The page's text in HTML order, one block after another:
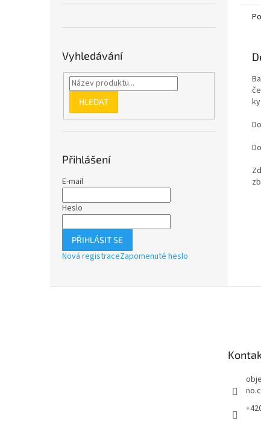
Vyhledávání
HLEDAT
Přihlášení
E-mail
Heslo
PŘIHLÁSIT SE
Nová registraceZapomenuté heslo